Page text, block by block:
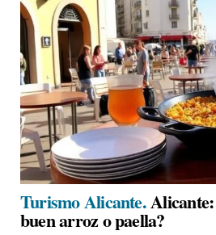
Turismo Alicante.Alicante:
buen arroz o paella?